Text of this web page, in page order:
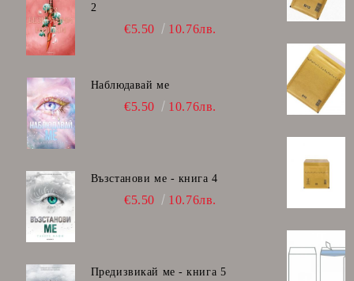
2
€5.50 10.76лв.
Наблюдавай ме
€5.50 10.76лв.
Възстанови ме - книга 4
€5.50 10.76лв.
Предизвикай ме - книга 5